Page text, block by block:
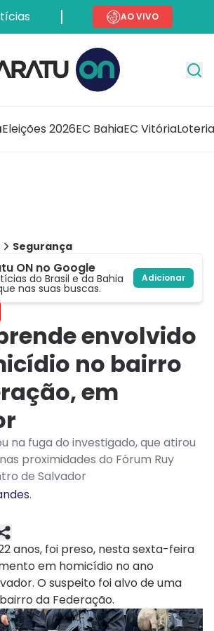
AO VIVO
Eleições 2026EC BahiaEC Vitória
Segurança
ON no Google
do Brasil e da Bahia
nas suas buscas.
Adicionar
envolvido
no bairro
em
na fuga do investigado, que atirou
proximidades do Fórum Ruy
de Salvador
.
anos, foi preso, nesta sexta-feira
em homicídio no ano
O suspeito foi alvo de uma
da Federação.